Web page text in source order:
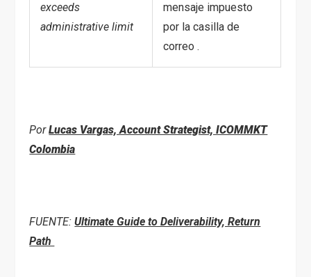
exceeds
administrative limit
mensaje impuesto
por la casilla de
correo .
PorLucas Vargas, Account Strategist, ICOMMKT
Colombia
FUENTE: Ultimate Guide to Deliverability, Return
Path